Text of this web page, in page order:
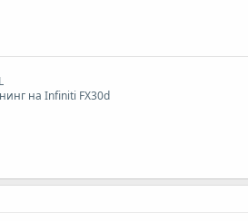
на Infiniti FX30d